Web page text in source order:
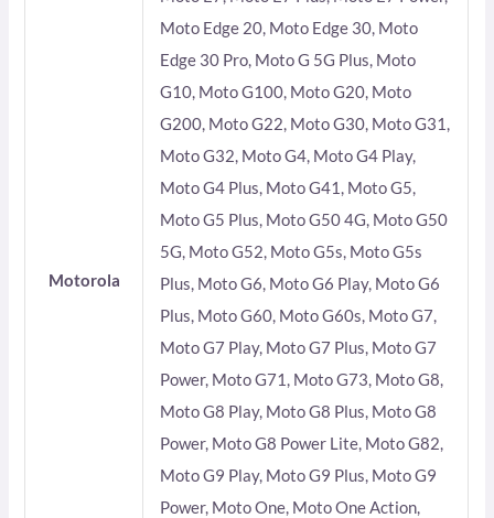
Motorola
Moto Edge 20, Moto Edge 30, Moto
Edge 30 Pro, Moto G 5G Plus, Moto
G10, Moto G100, Moto G20, Moto
G200, Moto G22, Moto G30, Moto G31,
Moto G32, Moto G4, Moto G4 Play,
Moto G4 Plus, Moto G41, Moto G5,
Moto G5 Plus, Moto G50 4G, Moto G50
5G, Moto G52, Moto G5s, Moto G5s
Plus, Moto G6, Moto G6 Play, Moto G6
Plus, Moto G60, Moto G60s, Moto G7,
Moto G7 Play, Moto G7 Plus, Moto G7
Power, Moto G71, Moto G73, Moto G8,
Moto G8 Play, Moto G8 Plus, Moto G8
Power, Moto G8 Power Lite, Moto G82,
Moto G9 Play, Moto G9 Plus, Moto G9
Power, Moto One, Moto One Action,